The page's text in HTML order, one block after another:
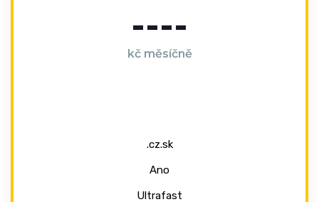
----
kč měsíčně
.cz.sk
Ano
Ultrafast